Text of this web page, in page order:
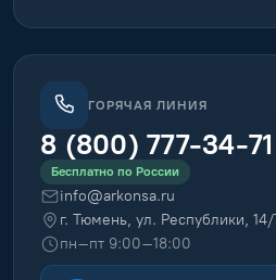
ГОРЯЧАЯ ЛИНИЯ
8 (800) 777-34-71
Бесплатно по России
info@arkonsa.ru
г. Тюмень, ул. Республики,
пн–пт 9:00–18:00